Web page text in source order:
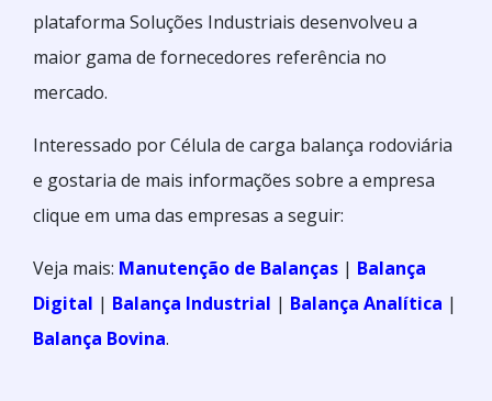
plataforma Soluções Industriais desenvolveu a
maior gama de fornecedores referência no
mercado.
Interessado por Célula de carga balança rodoviária
e gostaria de mais informações sobre a empresa
clique em uma das empresas a seguir:
Veja mais: Manutenção de Balanças | Balança
Digital | Balança Industrial | Balança Analítica |
Balança Bovina.